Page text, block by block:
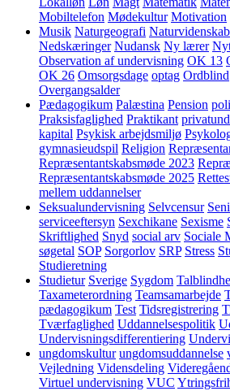
Mobiltelefon Mødekultur Motivation
Musik Naturgeografi Naturvidenskab
Nedskæringer Nudansk Ny lærer
Observation af undervisning OK 13
OK 26 Omsorgsdage optag Ordblind
Overgangsalder
Pædagogikum Palæstina Pension
Praksisfaglighed Praktikant
kapital Psykisk arbejdsmiljø
gymnasieudspil Religion
Repræsentantskabsmøde 2023
Repræsentantskabsmøde 2025
mellem uddannelser
Seksualundervisning Selvcensur
serviceeftersyn Sexchikane Sexisme
Skriftlighed Snyd social arv Sociale
søgetal SOP Sorgorlov SRP Stress
Studieretning
Studietur Sverige Sygdom
Taxameterordning Teamsamarbejde
pædagogikum Test Tidsregistrering
Tværfaglighed Uddannelsespolitik
Undervisningsdifferentiering
ungdomskultur ungdomsuddannelse
Vejledning Vidensdeling
Virtuel undervisning VUC